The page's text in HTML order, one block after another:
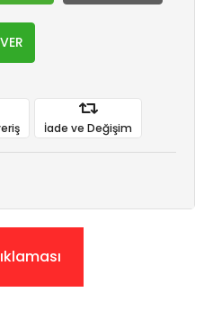
İade ve Değişim